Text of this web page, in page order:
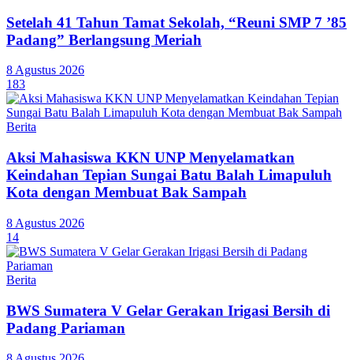
Setelah 41 Tahun Tamat Sekolah, “Reuni SMP 7 ’85
Padang” Berlangsung Meriah
8 Agustus 2026
183
Berita
Aksi Mahasiswa KKN UNP Menyelamatkan
Keindahan Tepian Sungai Batu Balah Limapuluh
Kota dengan Membuat Bak Sampah
8 Agustus 2026
14
Berita
BWS Sumatera V Gelar Gerakan Irigasi Bersih di
Padang Pariaman